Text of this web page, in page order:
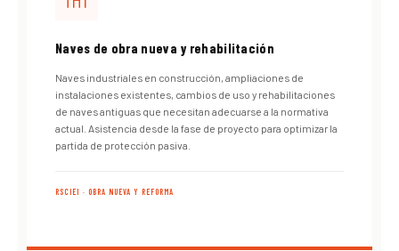
Naves de obra nueva y rehabilitación
Naves industriales en construcción, ampliaciones de
instalaciones existentes, cambios de uso y rehabilitaciones
de naves antiguas que necesitan adecuarse a la normativa
actual. Asistencia desde la fase de proyecto para optimizar la
partida de protección pasiva.
RSCIEI · OBRA NUEVA Y REFORMA